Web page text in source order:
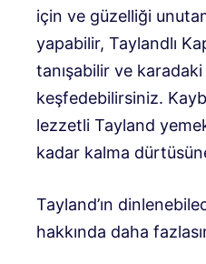
için ve güzelliği
yapabilir, Taylandlı
tanışabilir ve karadaki
keşfedebilirsiniz.
lezzetli Tayland
kadar kalma
Tayland’ın
hakkında daha